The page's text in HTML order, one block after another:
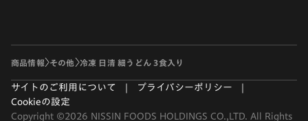
商品情報 その他 冷凍 日清 細うどん 3食入り
サイトのご利用について
プライバシーポリシー
Cookieの設定
Copyright ©2026 NISSIN FOODS HOLDINGS CO.,LTD. All Rights